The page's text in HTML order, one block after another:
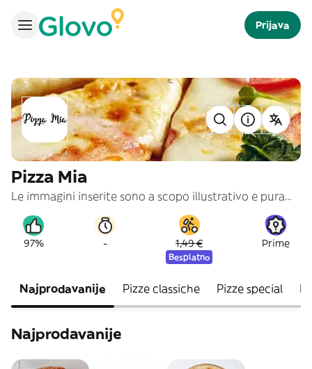
Prijava
Pizza Mia
Le immagini inserite sono a scopo illustrativo e puramente indicativo
97% - 1,49 €
Besplatno
Prime
Najprodavanije Pizze classiche Pizze special
Najprodavanije